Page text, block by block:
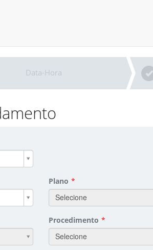
Data-Hora
Plano *
Selecione
Procedimento *
Selecione